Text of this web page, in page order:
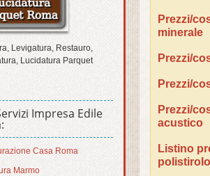
Prezzi/
minerale
Prezzi/
Prezzi/
Prezzi/
acustico
Listino
polistirolo
Levigatura, Restauro,
Lucidatura Parquet
Impresa Edile
Casa Roma
Marmo